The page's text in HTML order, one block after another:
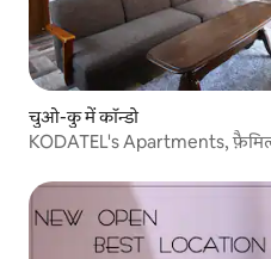
चुओ-कु में कॉन्डो
KODATEL's Apartments,